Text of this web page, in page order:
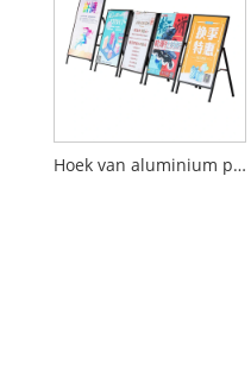
Hoek van aluminium posterframe